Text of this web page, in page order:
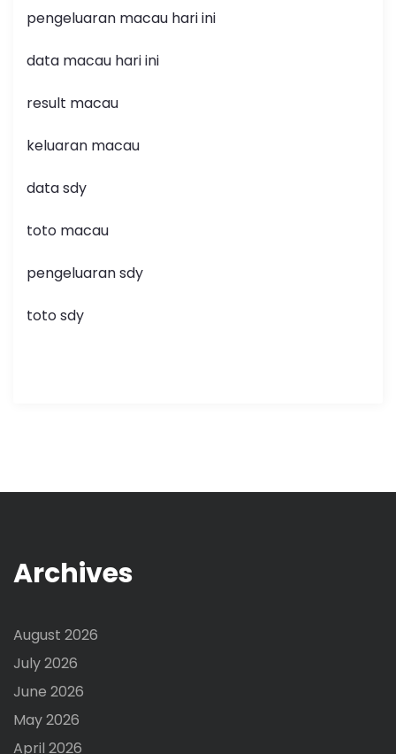
pengeluaran macau hari ini
data macau hari ini
result macau
keluaran macau
data sdy
toto macau
pengeluaran sdy
toto sdy
Archives
August 2026
July 2026
June 2026
May 2026
April 2026